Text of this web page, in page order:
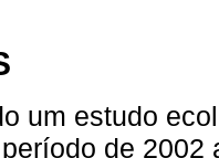
um estudo
de